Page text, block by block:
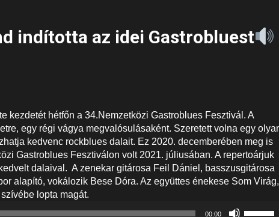
indította az idei Gastrobluest
kezdetét hétfőn a 34.Nemzetközi Gastroblues Fesztivál. A
egy régi vágya megvalósulásaként. Szeretett volna egy
kedvenc rockblues dalait. Ez 2020. decemberében meg is
Gastroblues Fesztiválon volt 2021. júliusában. A repertoárjuk
dalaival. A zenekar gitárosa Feil Dániel, basszusgitárosa
alapító, vokálozik Bese Dóra. Az együttes énekese Som Virág,
lopta magát.
00:00